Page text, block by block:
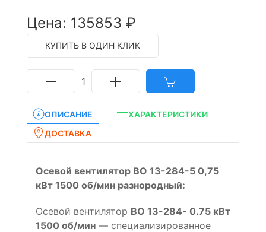
Цена: 135853 ₽
КУПИТЬ В ОДИН КЛИК
1
ОПИСАНИЕ
ХАРАКТЕРИСТИКИ
ДОСТАВКА
Осевой вентилятор ВО 13-284-5 0,75
кВт 1500 об/мин разнородный:
Осевой вентилятор ВО 13-284- 0.75 кВт
1500 об/мин — специализированное